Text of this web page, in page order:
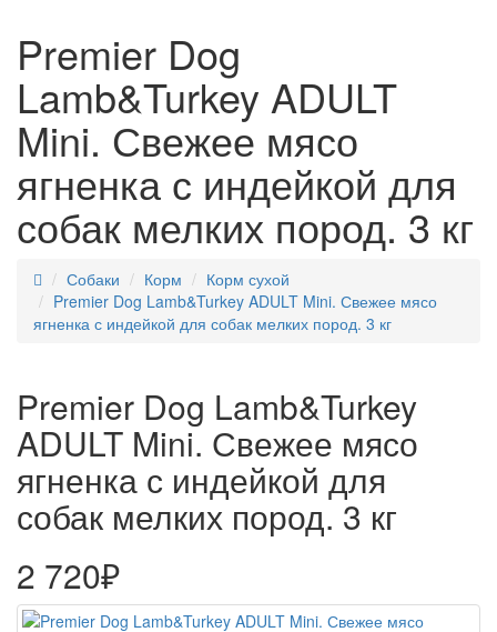
Premier Dog
Lamb&Turkey ADULT
Mini. Свежее мясо
ягненка с индейкой для
собак мелких пород. 3 кг
Собаки Корм
Корм сухой
Premier Dog Lamb&Turkey ADULT Mini. Свежее мясо
ягненка с индейкой для собак мелких пород. 3 кг
Premier Dog Lamb&Turkey
ADULT Mini. Свежее мясо
ягненка с индейкой для
собак мелких пород. 3 кг
2 720₽